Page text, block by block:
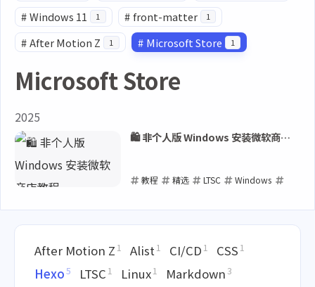
#Windows 11 1 # front-matter 1
#After Motion Z 1 # Microsoft Store 1
Microsoft Store
2025
🛍️ 非个人版 Windows 安装微软商店
教程 精选 LTSC
Windows
2025-05-27
After Motion Z 1 Alist1 CI/CD 1 CSS 1
Hexo5 LTSC 1 Linux1 Markdown3